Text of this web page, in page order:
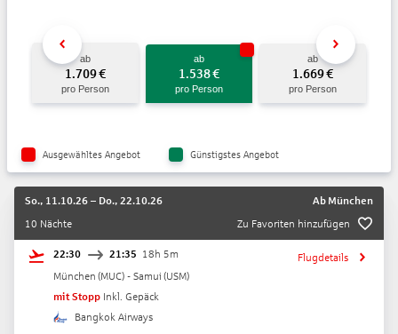
ab
1.709€
pro Person
ab
1.538€
pro Person
ab
1.669€
pro Person
Ausgewähltes Angebot Günstigstes Angebot
So., 11.10.26 – Do., 22.10.26 Ab München
10 Nächte
Zu Favoriten hinzufügen
22:30 21:35 18h 5m
München (MUC) - Samui (USM)
mit Stopp Inkl. Gepäck
Bangkok Airways
Flugdetails